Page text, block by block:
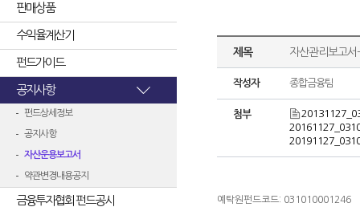
판매상품
수익율계산기
펀드가이드
공지사항
펀드상세정보
공지사항
자산운용보고서
약관변경내용공지
금융투자협회 펀드공시
제목 자산관리보고
작성자 종합금융팀
첨부
예탁원펀드코드: 031010001246